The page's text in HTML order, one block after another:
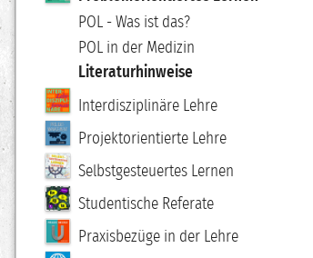
POL - Was ist das?
POL in der Medizin
Literaturhinweise
Interdisziplinäre Lehre
Projektorientierte Lehre
Selbstgesteuertes Lernen
Studentische Referate
Praxisbezüge in der Lehre